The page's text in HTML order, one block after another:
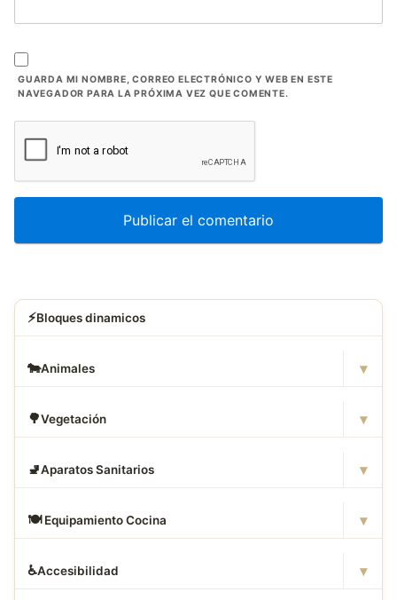
GUARDA MI NOMBRE, CORREO ELECTRÓNICO Y WEB EN ESTE
NAVEGADOR PARA LA PRÓXIMA VEZ QUE COMENTE.
⚡Bloques dinamicos
🐄Animales ▾
🌳Vegetación ▾
🚽Aparatos Sanitarios ▾
🍽️ Equipamiento Cocina ▾
♿Accesibilidad ▾